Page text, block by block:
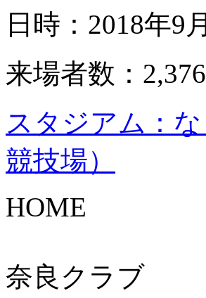
日時：2018年9
来場者数：
スタジアム：
競技場）
HOME
奈良クラブ